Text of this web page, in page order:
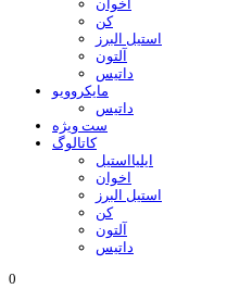
اخوان
کن
استیل البرز
آلتون
داتیس
مایکروویو
داتیس
ست ویژه
کاتالوگ
ایلیااستیل
اخوان
استیل البرز
کن
آلتون
داتیس
0